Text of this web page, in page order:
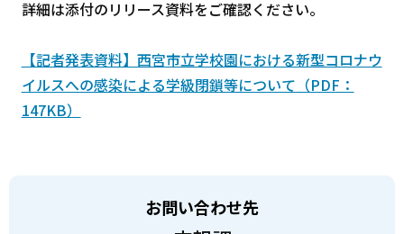
詳細は添付のリリース資料をご確認ください。
【記者発表資料】西宮市立学校園における新型コロナウ
イルスへの感染による学級閉鎖等について（PDF：
147KB）
お問い合わせ先